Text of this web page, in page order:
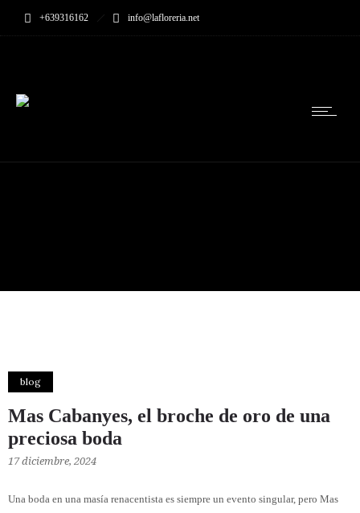
+639316162 info@lafloreria.net
blog
Mas Cabanyes, el broche de oro de una
preciosa boda
17 diciembre, 2024
Una boda en una masía renacentista es siempre un evento singular, pero Mas